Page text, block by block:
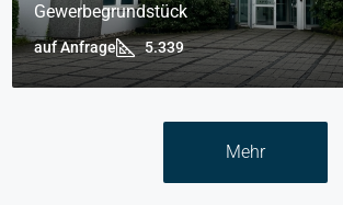
Gewerbegrundstück
auf Anfrage 5.339
Mehr